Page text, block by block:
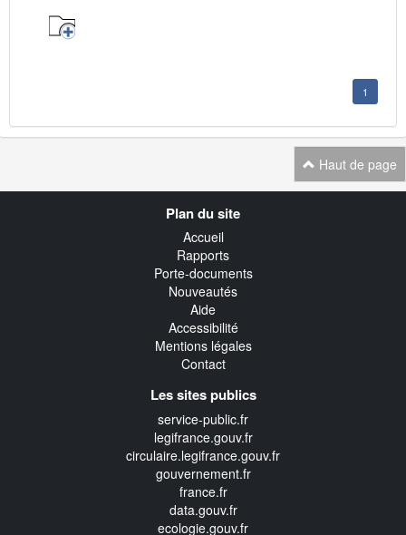
1
Haut de page
Plan du site
Accueil
Rapports
Porte-documents
Nouveautés
Aide
Accessibilité
Mentions légales
Contact
Les sites publics
service-public.fr
legifrance.gouv.fr
circulaire.legifrance.gouv.fr
gouvernement.fr
france.fr
data.gouv.fr
ecologie.gouv.fr